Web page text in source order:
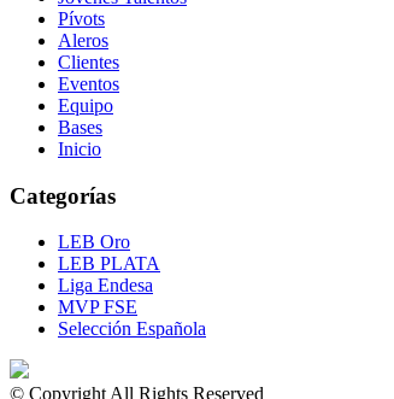
Pívots
Aleros
Clientes
Eventos
Equipo
Bases
Inicio
Categorías
LEB Oro
LEB PLATA
Liga Endesa
MVP FSE
Selección Española
© Copyright All Rights Reserved